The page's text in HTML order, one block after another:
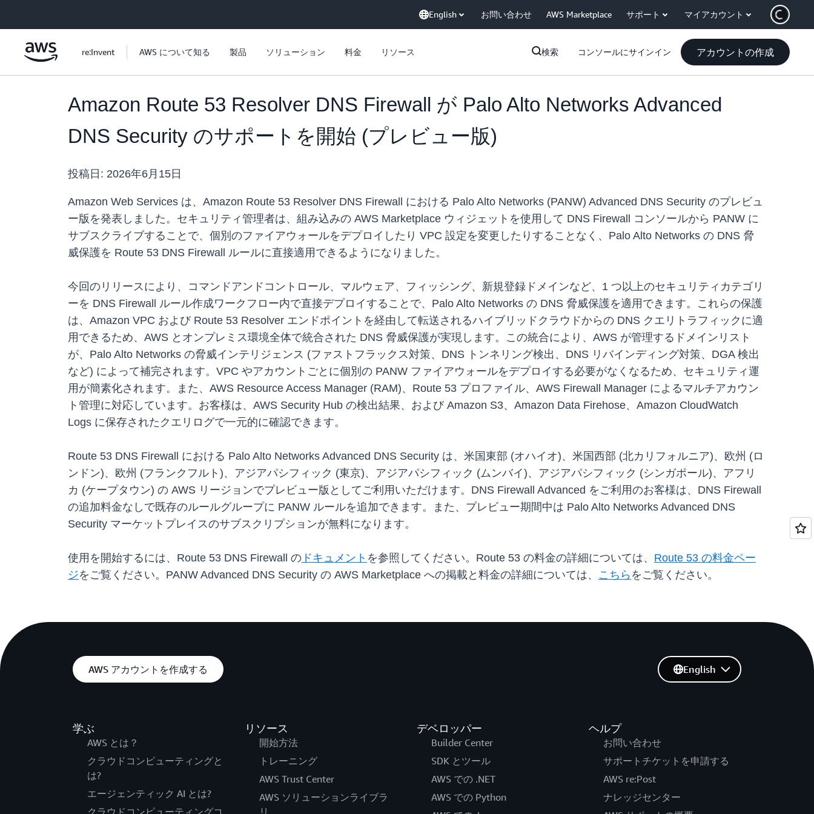
English お問い合わせ AWS Marketplace サポート マイアカウント
re:Invent AWS について知る 製品 ソリューション 料金 リソース 検索 コンソールにサインイン アカウントの作成
Amazon Route 53 Resolver DNS Firewall が Palo Alto Networks Advanced
DNS Security のサポートを開始 (プレビュー版)
投稿日: 2026年6月15日
Amazon Web Services は、Amazon Route 53 Resolver DNS Firewall における Palo Alto Networks (PANW) Advanced DNS Security のプレビュ
ー版を発表しました。セキュリティ管理者は、組み込みの AWS Marketplace ウィジェットを使用して DNS Firewall コンソールから PANW に
サブスクライブすることで、個別のファイアウォールをデプロイしたり VPC 設定を変更したりすることなく、Palo Alto Networks の DNS 脅
威保護を Route 53 DNS Firewall ルールに直接適用できるようになりました。
今回のリリースにより、コマンドアンドコントロール、マルウェア、フィッシング、新規登録ドメインなど、1 つ以上のセキュリティカテゴリ
ーを DNS Firewall ルール作成ワークフロー内で直接デプロイすることで、Palo Alto Networks の DNS 脅威保護を適用できます。これらの保護
は、Amazon VPC および Route 53 Resolver エンドポイントを経由して転送されるハイブリッドクラウドからの DNS クエリトラフィックに適
用できるため、AWS とオンプレミス環境全体で統合された DNS 脅威保護が実現します。この統合により、AWS が管理するドメインリスト
が、Palo Alto Networks の脅威インテリジェンス (ファストフラックス対策、DNS トンネリング検出、DNS リバインディング対策、DGA 検出
など) によって補完されます。VPC やアカウントごとに個別の PANW ファイアウォールをデプロイする必要がなくなるため、セキュリティ運
用が簡素化されます。また、AWS Resource Access Manager (RAM)、Route 53 プロファイル、AWS Firewall Manager によるマルチアカウン
ト管理に対応しています。お客様は、AWS Security Hub の検出結果、および Amazon S3、Amazon Data Firehose、Amazon CloudWatch
Logs に保存されたクエリログで一元的に確認できます。
Route 53 DNS Firewall における Palo Alto Networks Advanced DNS Security は、米国東部 (オハイオ)、米国西部 (北カリフォルニア)、欧州 (ロ
ンドン)、欧州 (フランクフルト)、アジアパシフィック (東京)、アジアパシフィック (ムンバイ)、アジアパシフィック (シンガポール)、アフリ
カ (ケープタウン) の AWS リージョンでプレビュー版としてご利用いただけます。DNS Firewall Advanced をご利用のお客様は、DNS Firewall
の追加料金なしで既存のルールグループに PANW ルールを追加できます。また、プレビュー期間中は Palo Alto Networks Advanced DNS
Security マーケットプレイスのサブスクリプションが無料になります。
使用を開始するには、Route 53 DNS Firewall の ドキュメント を参照してください。Route 53 の料金の詳細については、 Route 53 の料金ペー
ジをご覧ください。PANW Advanced DNS Security の AWS Marketplace への掲載と料金の詳細については、 こちら をご覧ください。
AWS アカウントを作成する
学ぶ
AWS とは？
クラウドコンピューティングと
は?
エージェンティック AI とは?
リソース
開始方法
トレーニング
AWS Trust Center
AWS ソリューションライブラ
デベロッパー
Builder Center
SDK とツール
AWS での .NET
AWS での Python
ヘルプ
お問い合わせ
サポートチケットを申請する
AWS re:Post
ナレッジセンター
English